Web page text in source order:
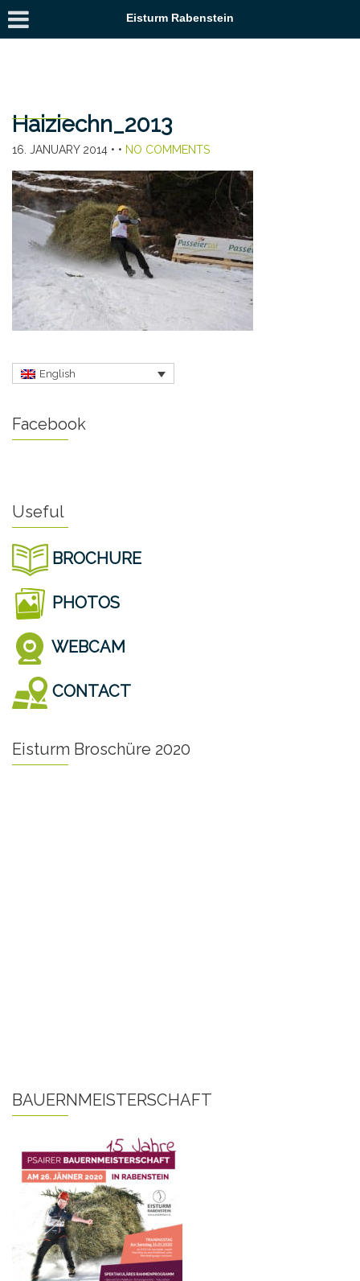
Eisturm Rabenstein
Haiziechn_2013
16. JANUARY 2014 • • NO COMMENTS
English
Facebook
Useful
BROCHURE
PHOTOS
WEBCAM
CONTACT
Eisturm Broschüre 2020
BAUERNMEISTERSCHAFT